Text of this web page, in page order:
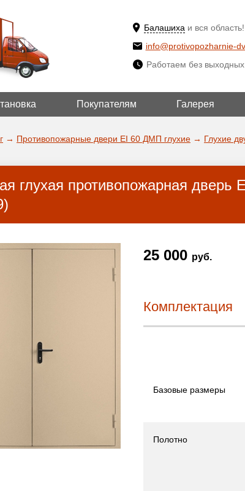
Балашиха и вся область!
ДА!
ВЫБРАТЬ
info@protivopozharnie-
Работаем без
Покупателям Галерея
→ Противопожарные двери EI 60 ДМП глухие → Глухие
глухая противопожарная
25 000 руб.
Комплектация
Базовые размеры
Полотно